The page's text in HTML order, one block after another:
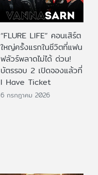
“FLURE LIFE” คอนเสิร์ต
ใหญ่ครั้งแรกในชีวิตที่แฟน
ฟลัวร์พลาดไม่ได้ ด่วน!
บัตรรอบ 2 เปิดจองแล้วที่
I Have Ticket
6 กรกฎาคม 2026